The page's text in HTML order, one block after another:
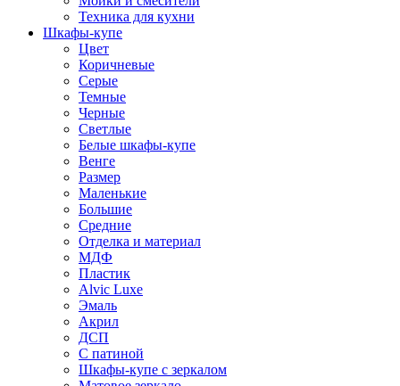
Техника для кухни
Шкафы-купе
Цвет
Коричневые
Серые
Темные
Черные
Светлые
Белые шкафы-купе
Венге
Размер
Маленькие
Большие
Средние
Отделка и материал
МДФ
Пластик
Alvic Luxe
Эмаль
Акрил
ДСП
С патиной
Шкафы-купе с зеркалом